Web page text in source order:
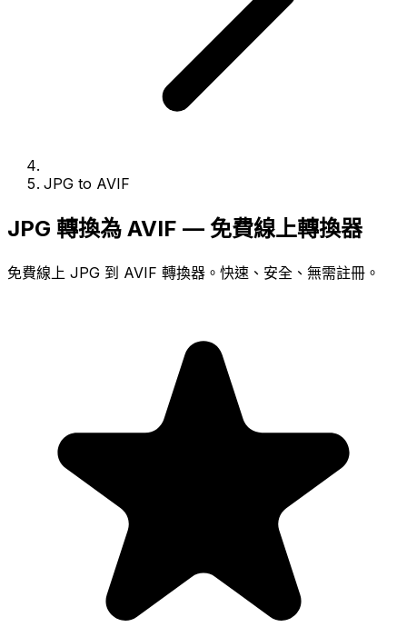
JPG to AVIF
JPG 轉換為 AVIF — 免費線上轉換器
免費線上 JPG 到 AVIF 轉換器。快速、安全、無需註冊。